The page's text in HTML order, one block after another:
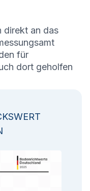
direkt an das
für
dort geholfen